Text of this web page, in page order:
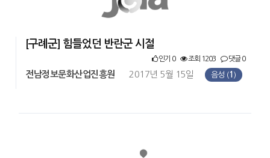
[구례군] 힘들었던 반란군 시절
인기 0 조회 1203 댓글 0
전남정보문화산업진흥원 2017년 5월 15일 음성 (1 )